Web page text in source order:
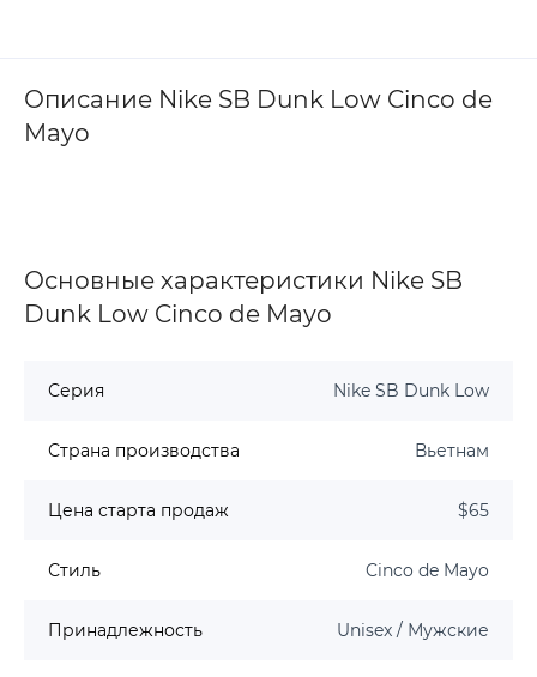
Описание Nike SB Dunk Low Cinco de
Mayo
Основные характеристики Nike SB
Dunk Low Cinco de Mayo
Серия Nike SB Dunk Low
Страна производства Вьетнам
Цена старта продаж $65
Стиль Cinco de Mayo
Принадлежность Unisex / Мужские